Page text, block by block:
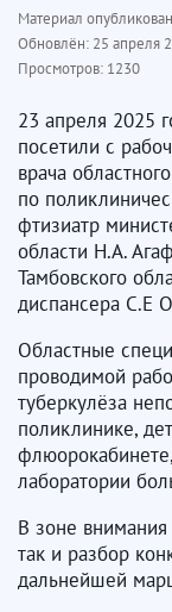
Материал
Обновлён: 25 апреля
Просмотров: 1230
23 апреля 2025
посетили с
врача
по
фтизиатр
области Н.А.
Тамбовского
диспансера С.Е
Областные
проводимой
туберкулёза
поликлинике,
лаборатории
В зоне
так и разбор
дальнейшей